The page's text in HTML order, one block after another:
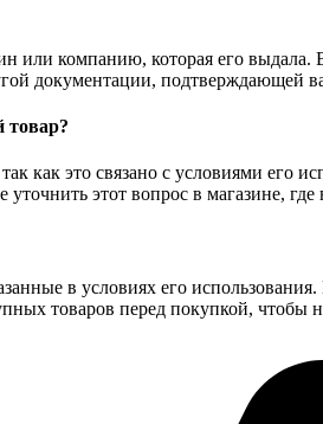
или компанию, которая его
документации, подтверждающей
товар?
как это связано с условиями
этот вопрос в магазине,
в условиях его
товаров перед покупкой, чтобы